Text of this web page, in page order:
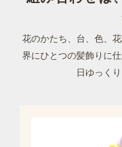
花のかたち、台、色、
界にひとつの髪飾りに
日ゆっく